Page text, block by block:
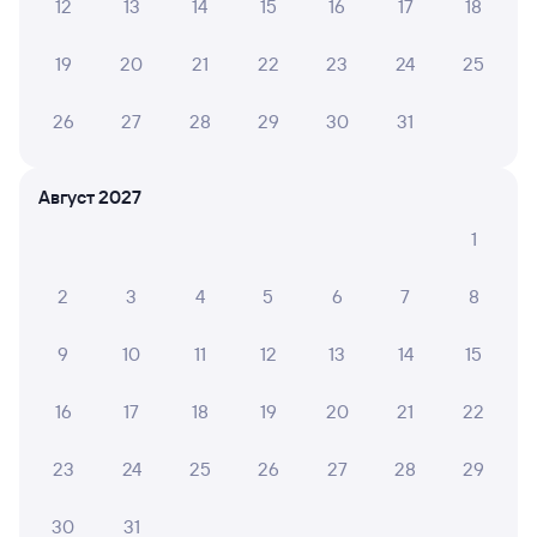
Отели в Северобайкальске
Путешественникам нравятся эти варианты
по этому направлению
Мы отображаем актуальные отзывы и не удаляем
12 13 14 15 16 17 18
19 20 21 22 23 24 25
26 27 28 29 30 31
Август 2027
1
2 3 4 5 6 7 8
9 10 11 12 13 14 15
16 17 18 19 20 21 22
23 24 25 26 27 28 29
30 31